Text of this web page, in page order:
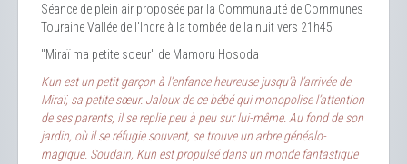
Séance de plein air proposée par la Communauté de Communes
Touraine Vallée de l'Indre à la tombée de la nuit vers 21h45
"Miraï ma petite soeur" de Mamoru Hosoda
Kun est un petit garçon à l’enfance heureuse jusqu’à l’arrivée de
Miraï, sa petite sœur. Jaloux de ce bébé qui monopolise l’attention
de ses parents, il se replie peu à peu sur lui-même. Au fond de son
jardin, où il se réfugie souvent, se trouve un arbre généalo-
magique. Soudain, Kun est propulsé dans un monde fantastique